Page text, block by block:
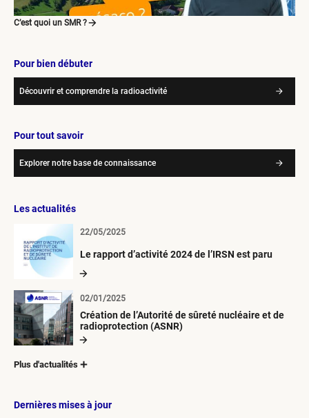
C’est quoi un SMR ?
Pour bien débuter
Découvrir et comprendre la radioactivité
Pour tout savoir
Explorer notre base de connaissance
Les actualités
Le rapport d’activité 2024 de l’IRSN est paru
22/05/2025
Création de l’Autorité de sûreté nucléaire et de
radioprotection (ASNR)
02/01/2025
Plus d'actualités
Dernières mises à jour